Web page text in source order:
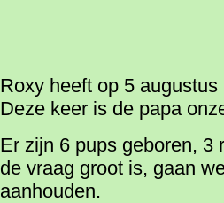
Roxy heeft op 5
Deze keer is de papa
Er zijn 6 pups geboren, 3
de vraag groot is, gaan
aanhouden.